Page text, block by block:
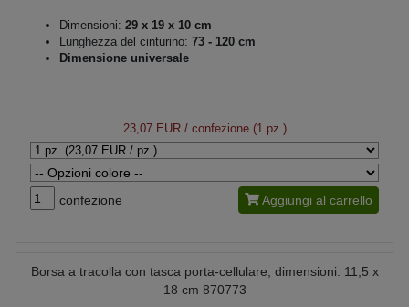
Dimensioni: 29 x 19 x 10 cm
Lunghezza del cinturino: 73 - 120 cm
Dimensione universale
23,07 EUR/ confezione (1 pz.)
confezione Aggiungi al carrello
Borsa a tracolla con tasca porta-cellulare, dimensioni: 11,5 x
18 cm 870773